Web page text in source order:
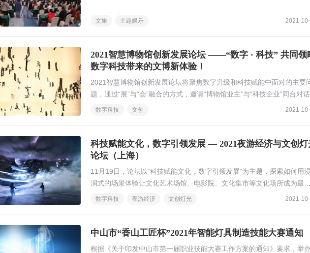
文旅 主题娱乐 2021-
2021智慧博物馆创新发展论坛 ——“数字 · 科技” 共同领
数字科技带来的文博新体验！
2021智慧博物馆创新发展论坛将聚焦数字升级和科技赋能中面对的主要
题，通过“展”与“会”融合的方式，邀请“博物馆业主”与“科技企业”同台对话
以期共同推进中国文博事业的创新发展。
数字科技 文创 2021-
科技赋能文化，数字引领发展 — 2021夜游经济与文创灯
论坛（上海）
11月19日，论坛以“科技赋能文化，数字引领发展”为主题，探索如何用
润式的场景体验让文化艺术场馆、电影院、文化集市等文化场所成为最有
吸引力的夜间文化场景。
数字科技 夜游经济 文创灯光 2021-
中山市“香山工匠杯”2021年智能灯具制造技能大赛通知
根据《关于印发中山市第一届职业技能大赛工作方案的通知》要求，举